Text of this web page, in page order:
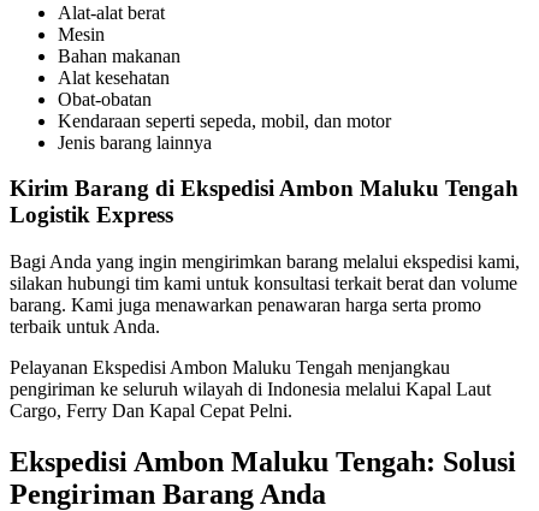
Alat-alat berat
Mesin
Bahan makanan
Alat kesehatan
Obat-obatan
Kendaraan seperti sepeda, mobil, dan motor
Jenis barang lainnya
Kirim Barang di Ekspedisi Ambon Maluku Tengah
Logistik Express
Bagi Anda yang ingin mengirimkan barang melalui ekspedisi kami,
silakan hubungi tim kami untuk konsultasi terkait berat dan volume
barang. Kami juga menawarkan penawaran harga serta promo
terbaik untuk Anda.
Pelayanan Ekspedisi Ambon Maluku Tengah menjangkau
pengiriman ke seluruh wilayah di Indonesia melalui Kapal Laut
Cargo, Ferry Dan Kapal Cepat Pelni.
Ekspedisi Ambon Maluku Tengah: Solusi
Pengiriman Barang Anda